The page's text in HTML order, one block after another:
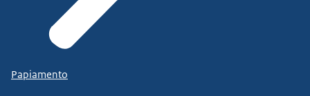
Papiamento